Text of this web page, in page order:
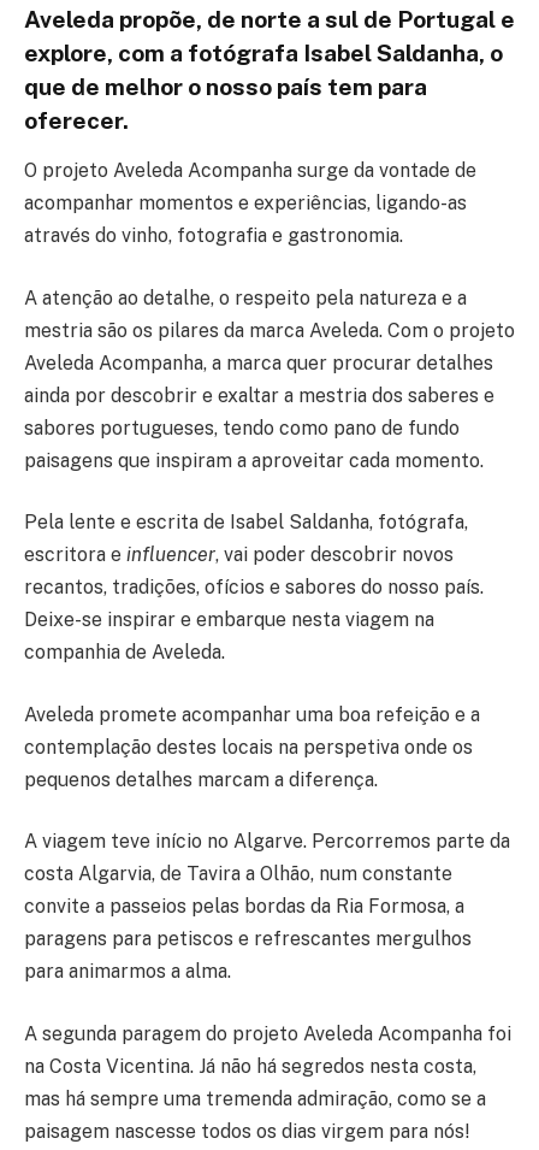
Aveleda propõe, de norte a sul de Portugal e
explore, com a fotógrafa Isabel Saldanha, o
que de melhor o nosso país tem para
oferecer.
O projeto Aveleda Acompanha surge da vontade de
acompanhar momentos e experiências, ligando-as
através do vinho, fotografia e gastronomia.
A atenção ao detalhe, o respeito pela natureza e a
mestria são os pilares da marca Aveleda. Com o projeto
Aveleda Acompanha, a marca quer procurar detalhes
ainda por descobrir e exaltar a mestria dos saberes e
sabores portugueses, tendo como pano de fundo
paisagens que inspiram a aproveitar cada momento.
Pela lente e escrita de Isabel Saldanha, fotógrafa,
escritora e influencer, vai poder descobrir novos
recantos, tradições, ofícios e sabores do nosso país.
Deixe-se inspirar e embarque nesta viagem na
companhia de Aveleda.
Aveleda promete acompanhar uma boa refeição e a
contemplação destes locais na perspetiva onde os
pequenos detalhes marcam a diferença.
A viagem teve início no Algarve. Percorremos parte da
costa Algarvia, de Tavira a Olhão, num constante
convite a passeios pelas bordas da Ria Formosa, a
paragens para petiscos e refrescantes mergulhos
para animarmos a alma.
A segunda paragem do projeto Aveleda Acompanha foi
na Costa Vicentina. Já não há segredos nesta costa,
mas há sempre uma tremenda admiração, como se a
paisagem nascesse todos os dias virgem para nós!